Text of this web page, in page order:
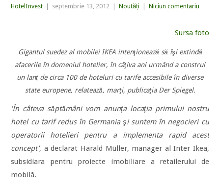
HotelInvest septembrie 13, 2012 Noutăți Niciun comentariu
Sursa foto
Gigantul suedez al mobilei IKEA intenţionează să îşi extindă
afacerile în domeniul hotelier, în câţiva ani urmând a construi
un lanţ de circa 100 de hoteluri cu tarife accesibile în diverse
state europene, relatează, marţi, publicaţia Der Spiegel.
‘În câteva săptămâni vom anunţa locaţia primului nostru
hotel cu tarif redus în Germania şi suntem în negocieri cu
operatorii hotelieri pentru a implementa rapid acest
concept’, a declarat Harald Müller, manager al Inter Ikea,
subsidiara pentru proiecte imobiliare a retailerului de
mobilă.